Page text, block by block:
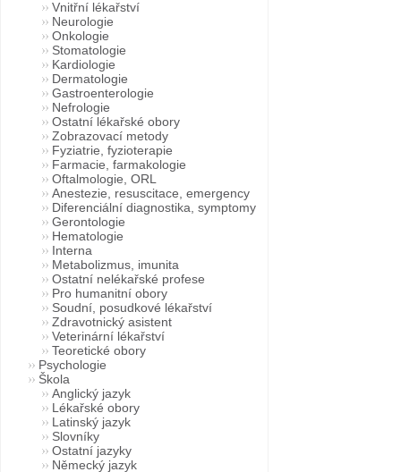
Vnitřní lékařství
Neurologie
Onkologie
Stomatologie
Kardiologie
Dermatologie
Gastroenterologie
Nefrologie
Ostatní lékařské obory
Zobrazovací metody
Fyziatrie, fyzioterapie
Farmacie, farmakologie
Oftalmologie, ORL
Anestezie, resuscitace, emergency
Diferenciální diagnostika, symptomy
Gerontologie
Hematologie
Interna
Metabolizmus, imunita
Ostatní nelékařské profese
Pro humanitní obory
Soudní, posudkové lékařství
Zdravotnický asistent
Veterinární lékařství
Teoretické obory
Psychologie
Škola
Anglický jazyk
Lékařské obory
Latinský jazyk
Slovníky
Ostatní jazyky
Německý jazyk